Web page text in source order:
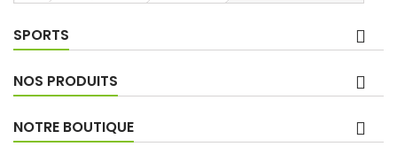
SPORTS
NOS PRODUITS
NOTRE BOUTIQUE